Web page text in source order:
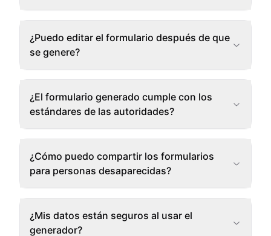
¿Puedo editar el formulario después de que
se genere?
¿El formulario generado cumple con los
estándares de las autoridades?
¿Cómo puedo compartir los formularios
para personas desaparecidas?
¿Mis datos están seguros al usar el
generador?